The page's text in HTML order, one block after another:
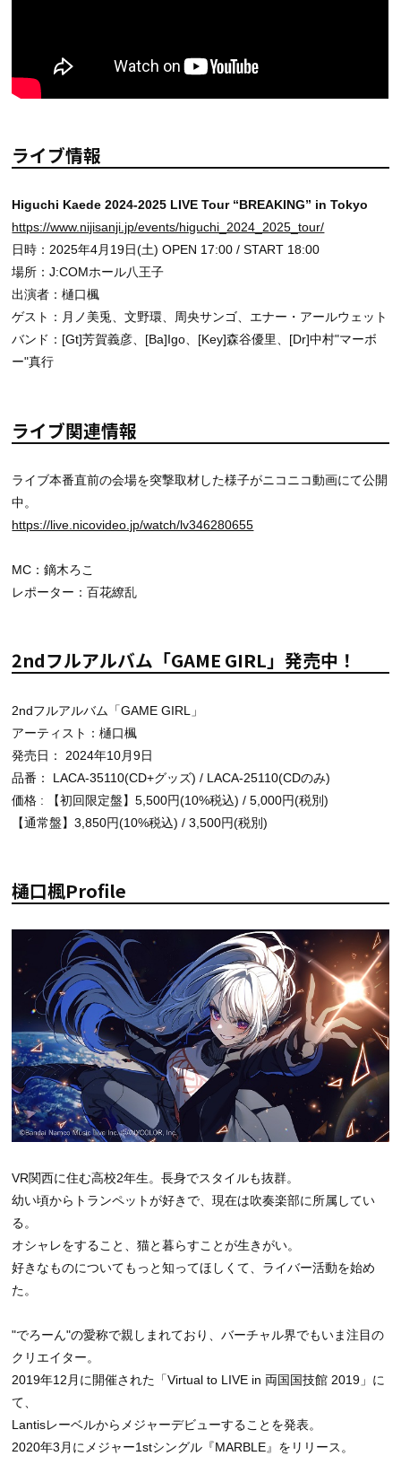
ライブ情報
Higuchi Kaede 2024-2025 LIVE Tour “BREAKING” in Tokyo
https://www.nijisanji.jp/events/higuchi_2024_2025_tour/
日時：2025年4月19日(土) OPEN 17:00 / START 18:00
場所：J:COMホール八王子
出演者：樋口楓
ゲスト：月ノ美兎、文野環、周央サンゴ、エナー・アールウェット
バンド：[Gt]芳賀義彦、[Ba]Igo、[Key]森谷優里、[Dr]中村"マーボ
ー"真行
ライブ関連情報
ライブ本番直前の会場を突撃取材した様子がニコニコ動画にて公開
中。
https://live.nicovideo.jp/watch/lv346280655
MC：鏑木ろこ
レポーター：百花繚乱
2ndフルアルバム「GAME GIRL」発売中！
2ndフルアルバム「GAME GIRL」
アーティスト：樋口楓
発売日： 2024年10月9日
品番： LACA-35110(CD+グッズ) / LACA-25110(CDのみ)
価格 : 【初回限定盤】5,500円(10%税込) / 5,000円(税別)
【通常盤】3,850円(10%税込) / 3,500円(税別)
樋口楓Profile
VR関西に住む高校2年生。長身でスタイルも抜群。
幼い頃からトランペットが好きで、現在は吹奏楽部に所属してい
る。
オシャレをすること、猫と暮らすことが生きがい。
好きなものについてもっと知ってほしくて、ライバー活動を始め
た。
"でろーん"の愛称で親しまれており、バーチャル界でもいま注目の
クリエイター。
2019年12月に開催された「Virtual to LIVE in 両国国技館 2019」に
て、
Lantisレーベルからメジャーデビューすることを発表。
2020年3月にメジャー1stシングル『MARBLE』をリリース。